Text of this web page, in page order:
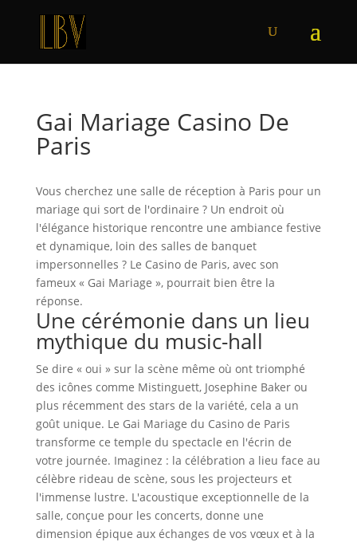
Gai Mariage Casino De
Paris
Vous cherchez une salle de réception à Paris pour un
mariage qui sort de l'ordinaire ? Un endroit où
l'élégance historique rencontre une ambiance festive
et dynamique, loin des salles de banquet
impersonnelles ? Le Casino de Paris, avec son
fameux « Gai Mariage », pourrait bien être la
réponse.
Une cérémonie dans un lieu
mythique du music-hall
Se dire « oui » sur la scène même où ont triomphé
des icônes comme Mistinguett, Josephine Baker ou
plus récemment des stars de la variété, cela a un
goût unique. Le Gai Mariage du Casino de Paris
transforme ce temple du spectacle en l'écrin de
votre journée. Imaginez : la célébration a lieu face au
célèbre rideau de scène, sous les projecteurs et
l'immense lustre. L'acoustique exceptionnelle de la
salle, conçue pour les concerts, donne une
dimension épique aux échanges de vos vœux et à la